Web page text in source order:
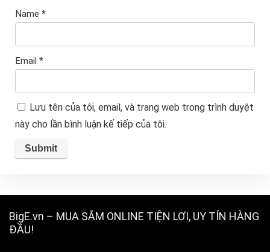
Name *
Email *
Lưu tên của tôi, email, và trang web trong trình duyệt
này cho lần bình luận kế tiếp của tôi.
BigE.vn – MUA SẮM ONLINE TIỆN LỢI, UY TÍN HÀNG
ĐẦU!